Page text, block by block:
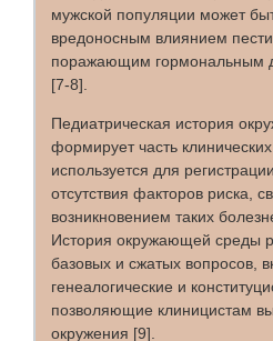
мужской популяции может
вредоносным влиянием
поражающим гормональным
[7-8].
Педиатрическая история
формирует часть
используется для
отсутствия факторов риска,
возникновением таких
История окружающей среды
базовых и сжатых вопросов,
генеалогические и
позволяющие клиницистам
окружения [9].